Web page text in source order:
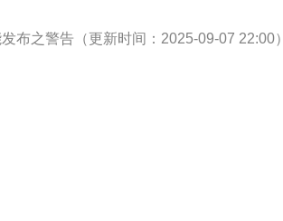
布之警告（更新时间：2025-09-07 22:00）